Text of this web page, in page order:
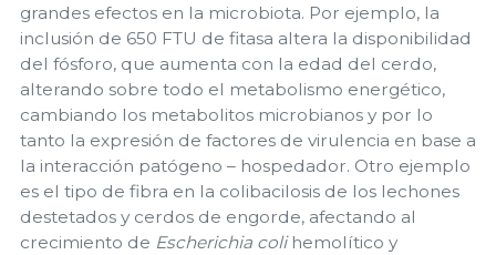
grandes efectos en la microbiota. Por ejemplo, la
inclusión de 650 FTU de fitasa altera la disponibilidad
del fósforo, que aumenta con la edad del cerdo,
alterando sobre todo el metabolismo energético,
cambiando los metabolitos microbianos y por lo
tanto la expresión de factores de virulencia en base a
la interacción patógeno – hospedador. Otro ejemplo
es el tipo de fibra en la colibacilosis de los lechones
destetados y cerdos de engorde, afectando al
crecimiento de Escherichia colihemolítico y